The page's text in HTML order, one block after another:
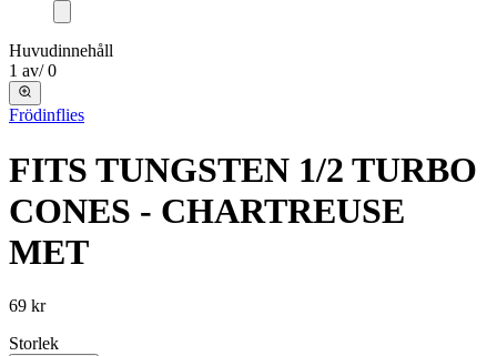
Huvudinnehåll
1 av/ 0
Frödinflies
FITS TUNGSTEN 1/2 TURBO
CONES - CHARTREUSE
MET
69 kr
Storlek